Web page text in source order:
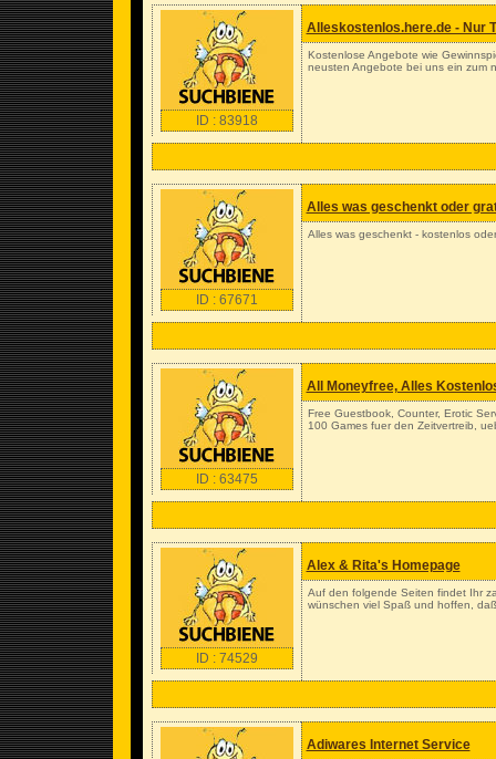
ID : 83918
Alleskostenlos.here.de - Nur
Kostenlose Angebote wie
neusten Angebote bei uns ein zum
ID : 67671
Alles was geschenkt oder
Alles was geschenkt - kostenlos
ID : 63475
All Moneyfree, Alles
Free Guestbook, Counter, Erotic
100 Games fuer den Zeitvertreib,
ID : 74529
Alex & Rita's Homepage
Auf den folgende Seiten findet Ihr
wünschen viel Spaß und hoffen,
Adiwares Internet Service